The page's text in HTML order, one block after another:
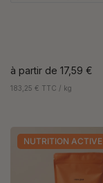
à partir de 17,59 €
183,25 € TTC / kg
NUTRITION ACTIVE